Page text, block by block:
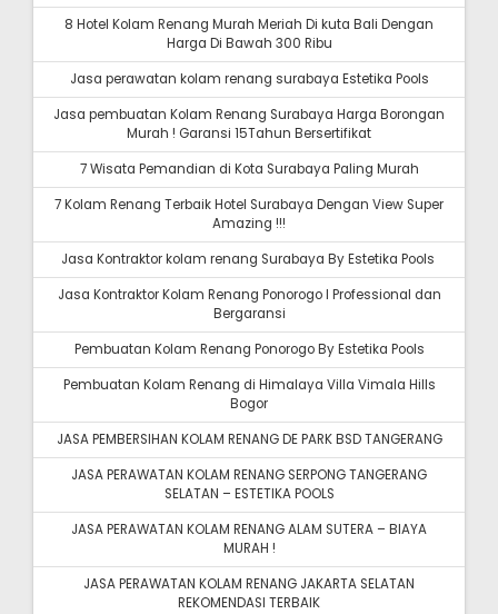
8 Hotel Kolam Renang Murah Meriah Di kuta Bali Dengan
Harga Di Bawah 300 Ribu
Jasa perawatan kolam renang surabaya Estetika Pools
Jasa pembuatan Kolam Renang Surabaya Harga Borongan
Murah ! Garansi 15Tahun Bersertifikat
7 Wisata Pemandian di Kota Surabaya Paling Murah
7 Kolam Renang Terbaik Hotel Surabaya Dengan View Super
Amazing !!!
Jasa Kontraktor kolam renang Surabaya By Estetika Pools
Jasa Kontraktor Kolam Renang Ponorogo I Professional dan
Bergaransi
Pembuatan Kolam Renang Ponorogo By Estetika Pools
Pembuatan Kolam Renang di Himalaya Villa Vimala Hills
Bogor
JASA PEMBERSIHAN KOLAM RENANG DE PARK BSD TANGERANG
JASA PERAWATAN KOLAM RENANG SERPONG TANGERANG
SELATAN – ESTETIKA POOLS
JASA PERAWATAN KOLAM RENANG ALAM SUTERA – BIAYA
MURAH !
JASA PERAWATAN KOLAM RENANG JAKARTA SELATAN
REKOMENDASI TERBAIK